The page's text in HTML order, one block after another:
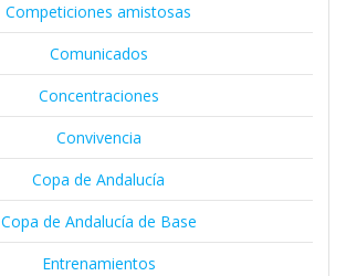
Competiciones amistosas
Comunicados
Concentraciones
Convivencia
Copa de Andalucía
Copa de Andalucía de Base
Entrenamientos